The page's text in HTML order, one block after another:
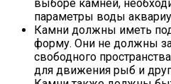
выборе камней,
параметры воды
Камни должны иметь
форму. Они не должны
свободного
для движения рыб и